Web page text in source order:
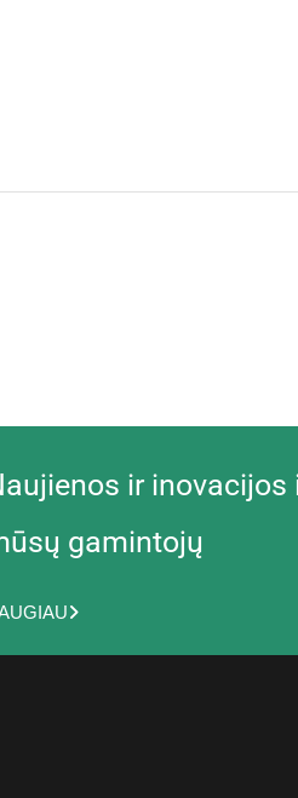
ir inovacijos
gamintojų